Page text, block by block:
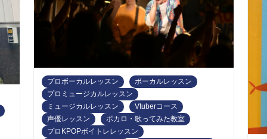
プロボーカルレッスン
ボーカルレッスン
プロミュージカルレッスン
ミュージカルレッスン
Vtuberコース
声優レッスン
ボカロ・歌ってみた教室
プロKPOPボイトレレッスン